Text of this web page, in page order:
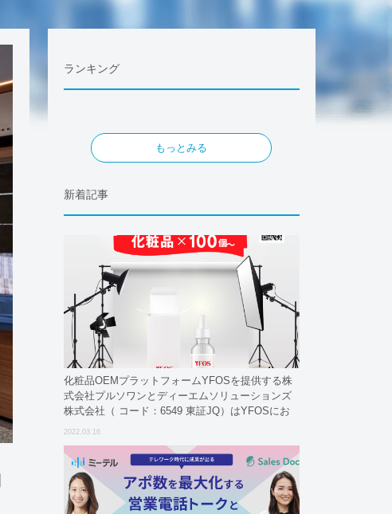
ランキング
もっとみる
新着記事
化粧品OEMプラットフォームYFOSを提供する株
式会社プルソワンとディーエムソリューションズ
株式会社（ コード：6549 東証JQ）はYFOSにお
2022.03.16